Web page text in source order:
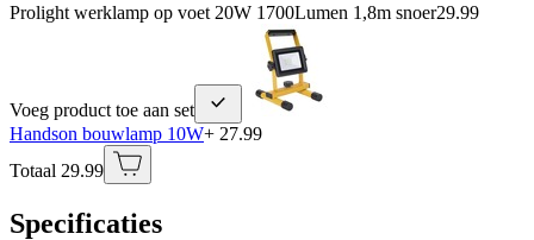
Prolight werklamp op voet 20W 1700Lumen 1,8m snoer29.99
Voeg product toe aan set
Handson bouwlamp 10W+ 27.99
Totaal 29.99
Specificaties